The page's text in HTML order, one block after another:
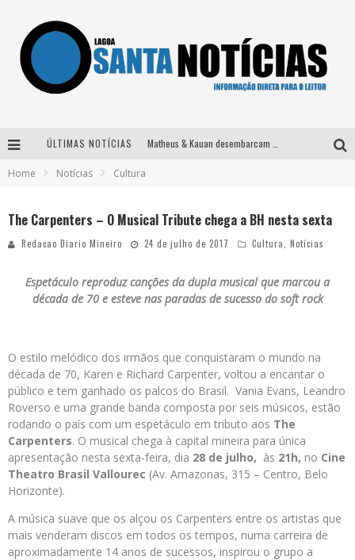
ÚLTIMAS NOTÍCIAS
Home Notícias Cultura
The Carpenters – O Musical Tribute chega a BH nesta sexta
Redacao Diario Mineiro 24 de julho de 2017 Cultura Notícias
Espetáculo reproduz canções da dupla musical que marcou a
década de 70 e esteve nas paradas de sucesso do soft rock
O estilo melódico dos irmãos que conquistaram o mundo na
década de 70, Karen e Richard Carpenter, voltou a encantar o
público e tem ganhado os palcos do Brasil. Vania Evans, Leandro
Roverso e uma grande banda composta por seis músicos, estão
rodando o país com um espetáculo em tributo aos The
Carpenters. O musical chega à capital mineira para única
apresentação nesta sexta-feira, dia 28 de julho, às 21h, no Cine
Theatro Brasil Vallourec (Av. Amazonas, 315 – Centro, Belo
Horizonte).
A música suave que os alçou os Carpenters entre os artistas que
mais venderam discos em todos os tempos, numa carreira de
aproximadamente 14 anos de sucessos, inspirou o grupo a